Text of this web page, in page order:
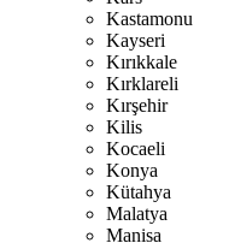
Kastamonu
Kayseri
Kırıkkale
Kırklareli
Kırşehir
Kilis
Kocaeli
Konya
Kütahya
Malatya
Manisa